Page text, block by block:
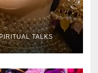
TALKS